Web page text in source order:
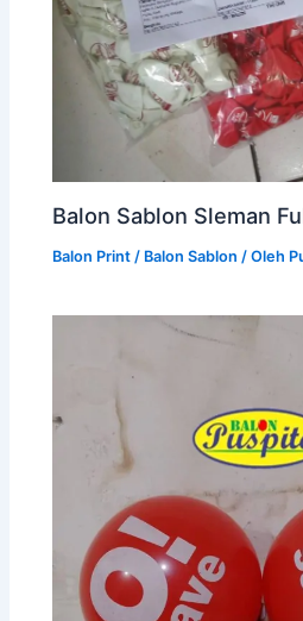
Balon Sablon Sleman
Balon Print / Balon Sablon / Oleh